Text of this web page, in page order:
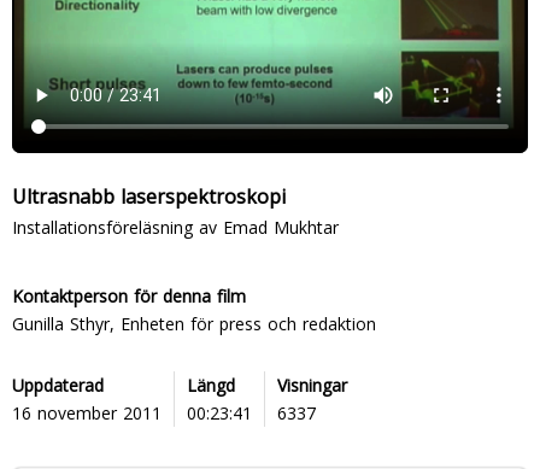
Ultrasnabb laserspektroskopi
Installationsföreläsning av Emad Mukhtar
Kontaktperson för denna film
Gunilla Sthyr, Enheten för press och redaktion
Uppdaterad
16 november 2011
Längd
00:23:41
Visningar
6337